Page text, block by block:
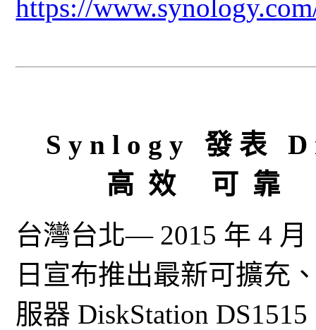
https://
S y n l o g y 發 表 D
高 效 可 靠 滿
台灣台北— 2015 年 4
日宣布推出最新可擴充
服器 DiskStation